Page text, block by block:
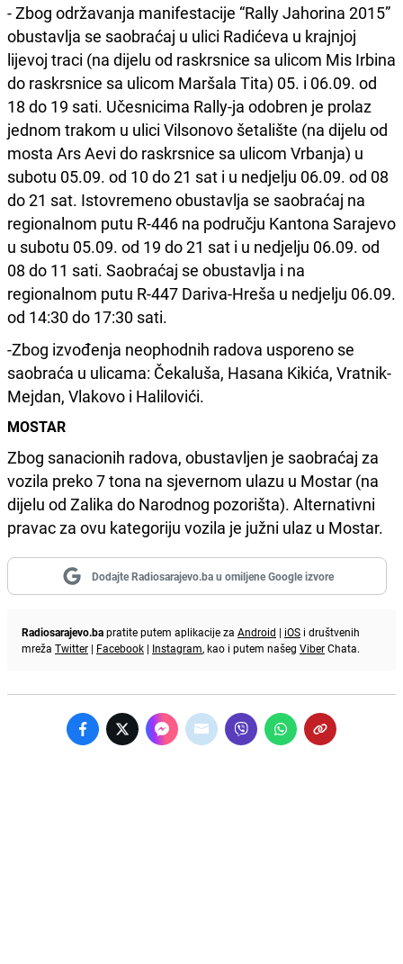
- Zbog održavanja manifestacije “Rally Jahorina 2015”
obustavlja se saobraćaj u ulici Radićeva u krajnjoj
lijevoj traci (na dijelu od raskrsnice sa ulicom Mis Irbina
do raskrsnice sa ulicom Maršala Tita) 05. i 06.09. od
18 do 19 sati. Učesnicima Rally-ja odobren je prolaz
jednom trakom u ulici Vilsonovo šetalište (na dijelu od
mosta Ars Aevi do raskrsnice sa ulicom Vrbanja) u
subotu 05.09. od 10 do 21 sat i u nedjelju 06.09. od 08
do 21 sat. Istovremeno obustavlja se saobraćaj na
regionalnom putu R-446 na području Kantona Sarajevo
u subotu 05.09. od 19 do 21 sat i u nedjelju 06.09. od
08 do 11 sati. Saobraćaj se obustavlja i na
regionalnom putu R-447 Dariva-Hreša u nedjelju 06.09.
od 14:30 do 17:30 sati.
-Zbog izvođenja neophodnih radova usporeno se
saobraća u ulicama: Čekaluša, Hasana Kikića, Vratnik-
Mejdan, Vlakovo i Halilovići.
MOSTAR
Zbog sanacionih radova, obustavljen je saobraćaj za
vozila preko 7 tona na sjevernom ulazu u Mostar (na
dijelu od Zalika do Narodnog pozorišta). Alternativni
pravac za ovu kategoriju vozila je južni ulaz u Mostar.
Dodajte Radiosarajevo.ba u omiljene Google izvore
Radiosarajevo.bapratite putem aplikacije za Android | iOS i društvenih
mreža Twitter | Facebook | Instagram, kao i putem našeg ViberChata.